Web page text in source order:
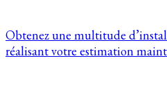
Obtenez une multitude
réalisant votre estimation